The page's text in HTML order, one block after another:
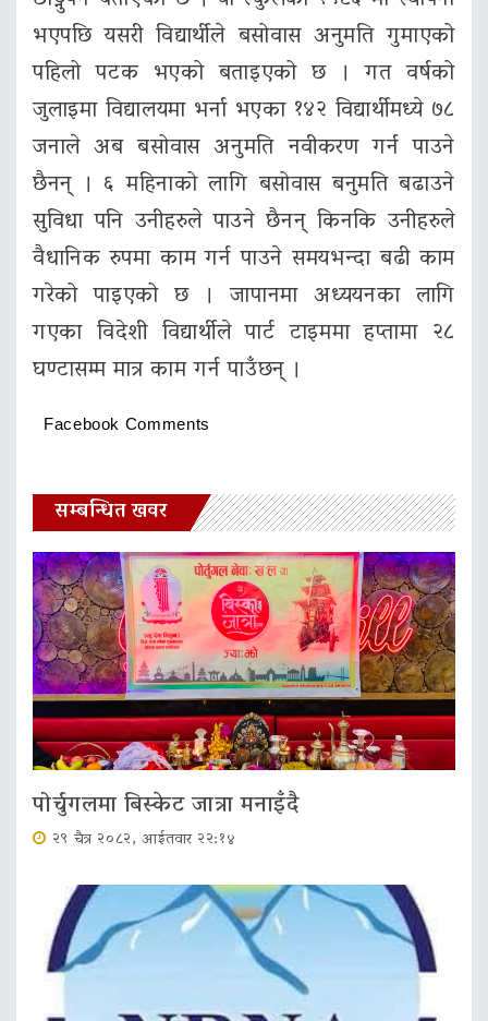
भएपछि यसरी विद्यार्थीले बसोवास अनुमति गुमाएको
पहिलो पटक भएको बताइएको छ । गत वर्षको
जुलाइमा विद्यालयमा भर्ना भएका १४२ विद्यार्थीमध्ये ७८
जनाले अब बसोवास अनुमति नवीकरण गर्न पाउने
छैनन् । ६ महिनाको लागि बसोवास बनुमति बढाउने
सुविधा पनि उनीहरुले पाउने छैनन् किनकि उनीहरुले
वैधानिक रुपमा काम गर्न पाउने समयभन्दा बढी काम
गरेको पाइएको छ । जापानमा अध्ययनका लागि
गएका विदेशी विद्यार्थीले पार्ट टाइममा हप्तामा २८
घण्टासम्म मात्र काम गर्न पाउँछन् ।
Facebook Comments
सम्बन्धित खवर
पोर्चुगलमा बिस्केट जात्रा मनाइँदै
२९ चैत्र २०८२, आईतवार २२:१४